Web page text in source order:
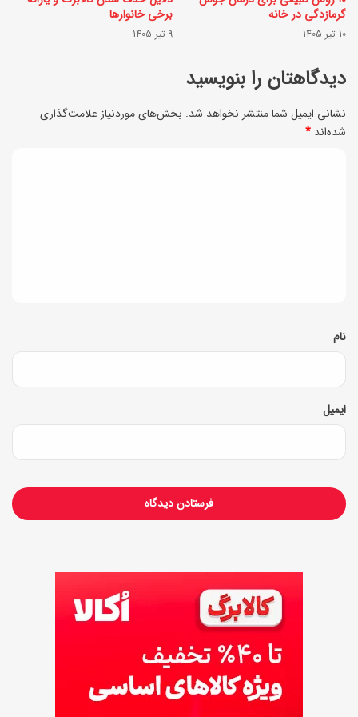
ا
ی
ا
غ
ر
ی
گرمازدگی در خانه
10 تیر 1405
برخی خانوارها
9 تیر 1405
دیدگاهتان را بنویسید
نشانی ایمیل شما منتشر نخواهد شد. بخش‌های موردنیاز علامت‌گذاری
شده‌اند *
*
نام
ایمیل